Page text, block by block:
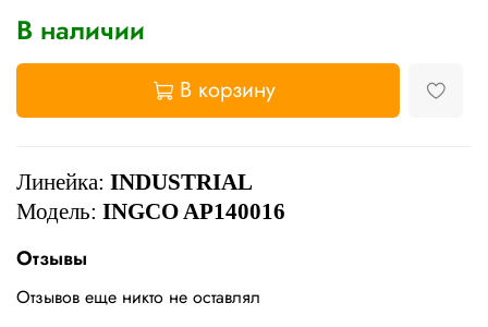
В наличии
В корзину
Линейка: INDUSTRIAL
Модель: INGCO AP140016
Отзывы
Отзывов еще никто не оставлял